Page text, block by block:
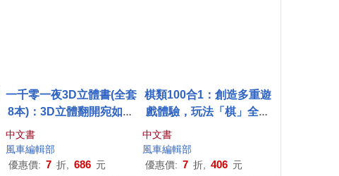
一千零一夜3D立體書(全套
8本)：3D立體翻開宛如電
影場景，享受驚喜閱讀之
中文書
風車編輯部
優惠價: 7 折, 686 元
棋類100合1：創造多重遊
戲體驗，玩法「棋」全，
讓大朋友、小朋友一起同
中文書
風車編輯部
優惠價: 7 折, 406 元